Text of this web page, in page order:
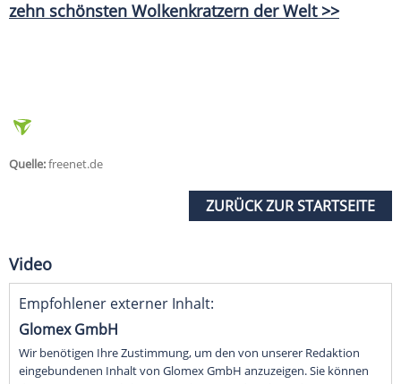
zehn schönsten Wolkenkratzern der Welt >>
Quelle:freenet.de
ZURÜCK ZUR STARTSEITE
Video
Empfohlener externer Inhalt:
Glomex GmbH
Wir benötigen Ihre Zustimmung, um den von unserer Redaktion
eingebundenen Inhalt von Glomex GmbH anzuzeigen. Sie können